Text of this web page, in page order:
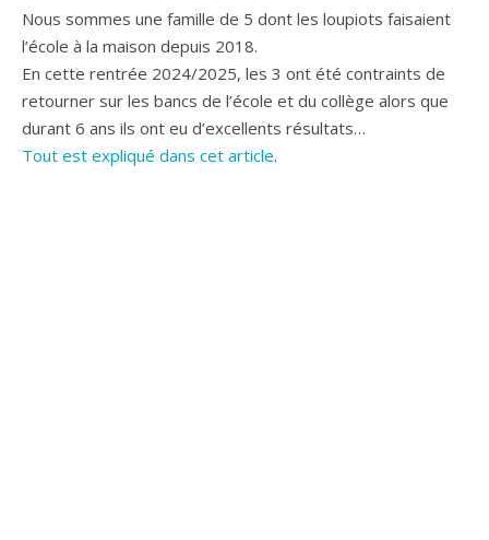
Nous sommes une famille de 5 dont les loupiots faisaient
l’école à la maison depuis 2018.
En cette rentrée 2024/2025, les 3 ont été contraints de
retourner sur les bancs de l’école et du collège alors que
durant 6 ans ils ont eu d’excellents résultats…
Tout est expliqué dans cet article.